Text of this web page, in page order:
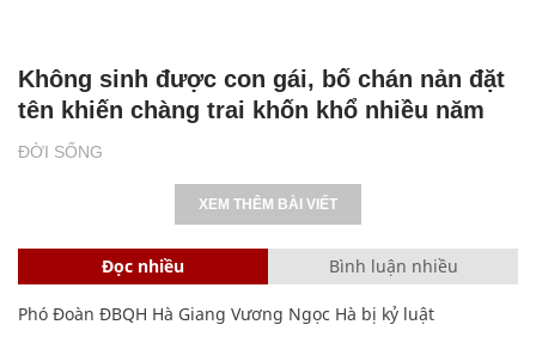
ĐỜI SỐNG
Không sinh được con gái, bố chán nản đặt
tên khiến chàng trai khốn khổ nhiều năm
XEM THÊM BÀI VIẾT
Đọc nhiều Bình luận nhiều
Phó Đoàn ĐBQH Hà Giang Vương Ngọc Hà bị kỷ luật